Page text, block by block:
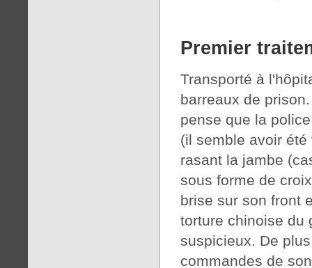
Premier
Transporté à
barreaux de
pense que la
(il semble avoir
rasant la jambe
sous forme de
brise sur son front
torture chinoise du
suspicieux. De
commandes de